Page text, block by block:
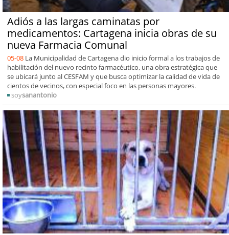
Adiós a las largas caminatas por
medicamentos: Cartagena inicia obras de su
nueva Farmacia Comunal
05-08 La Municipalidad de Cartagena dio inicio formal a los trabajos de
habilitación del nuevo recinto farmacéutico, una obra estratégica que
se ubicará junto al CESFAM y que busca optimizar la calidad de vida de
cientos de vecinos, con especial foco en las personas mayores.
soysanantonio